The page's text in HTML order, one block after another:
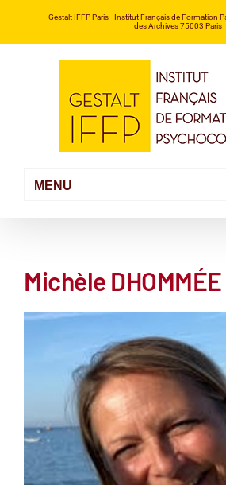
Gestalt IFFP Paris- Institut Français de Formation
des Archives 75003 Paris
Michèle DHOMMÉE
Voir
agrandie